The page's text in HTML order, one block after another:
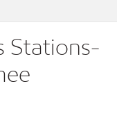
Stations-